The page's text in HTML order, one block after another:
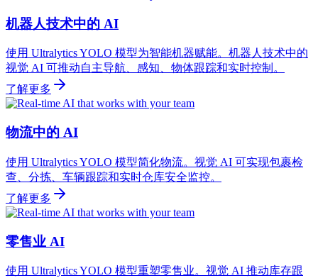
机器人技术中的 AI
使用 Ultralytics YOLO 模型为智能机器赋能。机器人技术中的
视觉 AI 可推动自主导航、感知、物体跟踪和实时控制。
了解更多
物流中的 AI
使用 Ultralytics YOLO 模型简化物流。视觉 AI 可实现包裹检
查、分拣、车辆跟踪和实时仓库安全监控。
了解更多
零售业 AI
使用 Ultralytics YOLO 模型重塑零售业。视觉 AI 推动库存跟